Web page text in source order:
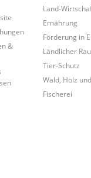
&
Land-
Ernährung
Förderung in
Ländlicher
Tier-Schutz
Wald, Holz
Fischerei